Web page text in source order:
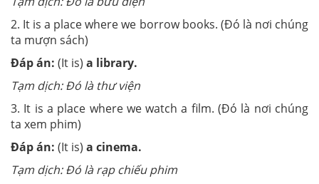
2. It is a place where we borrow books. (Đó là nơi chúng
ta mượn sách)
Đáp án: (It is) a library.
Tạm dịch: Đó là thư viện
3. It is a place where we watch a film. (Đó là nơi chúng
ta xem phim)
Đáp án: (It is) a cinema.
Tạm dịch: Đó là rạp chiếu phim